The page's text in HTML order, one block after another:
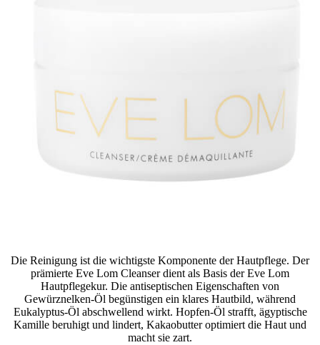
Die Reinigung ist die wichtigste Komponente der Hautpflege. Der
prämierte Eve Lom Cleanser dient als Basis der Eve Lom
Hautpflegekur. Die antiseptischen Eigenschaften von
Gewürznelken-Öl begünstigen ein klares Hautbild, während
Eukalyptus-Öl abschwellend wirkt. Hopfen-Öl strafft, ägyptische
Kamille beruhigt und lindert, Kakaobutter optimiert die Haut und
macht sie zart.